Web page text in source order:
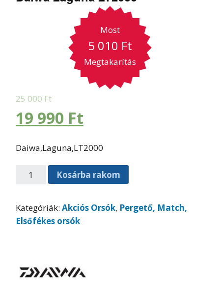
Most
5 010 Ft
Megtakarítás
25 000Ft
19 990 Ft
Daiwa,Laguna,LT2000
Kosárba rakom
Kategóriák: Akciós Orsók, Pergető, Match,
Elsőfékes orsók